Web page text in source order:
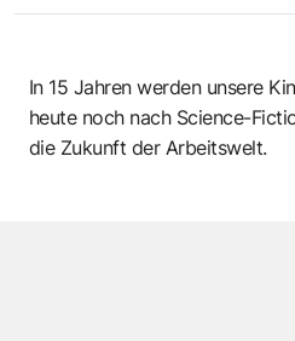
In 15 Jahren werden unsere
heute noch nach Science-
die Zukunft der Arbeitswelt.